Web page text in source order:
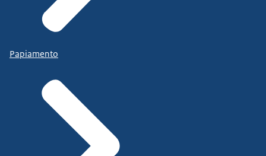
Papiamento